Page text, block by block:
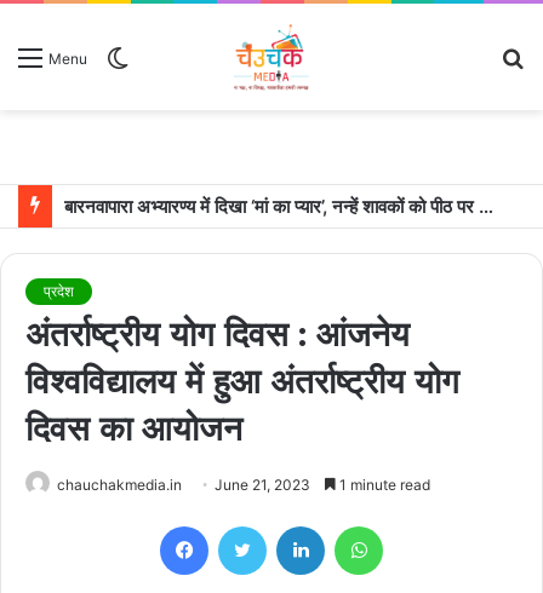
Menu
उदयपुर में शादी के बंधन में बंधे साउथ सुपरस्टार जोड़ी रश्मिका मंदाना और विजय देवरकोंडा
प्रदेश
अंतर्राष्ट्रीय योग दिवस : आंजनेय
विश्वविद्यालय में हुआ अंतर्राष्ट्रीय योग
दिवस का आयोजन
chauchakmedia.in June 21, 2023 1 minute read
FacebookTwitter LinkedIn